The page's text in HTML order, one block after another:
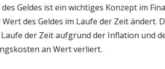
Geldes ist ein wichtiges Konzept im
Wert des Geldes im Laufe der Zeit ändert.
Laufe der Zeit aufgrund der Inflation und
an Wert verliert.